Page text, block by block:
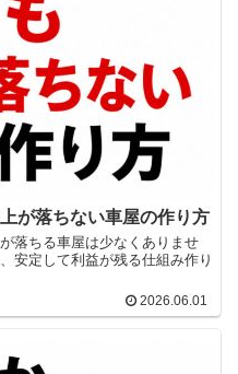
が落ちない車屋の作り方
落ちる車屋は少なくありませ
安定して利益が残る仕組み作り
2026.06.01